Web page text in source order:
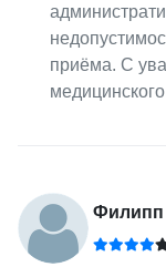
приёма. С
Филипп